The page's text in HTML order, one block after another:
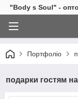
"Body s Soul" -
Портфоліо
подарки гостям